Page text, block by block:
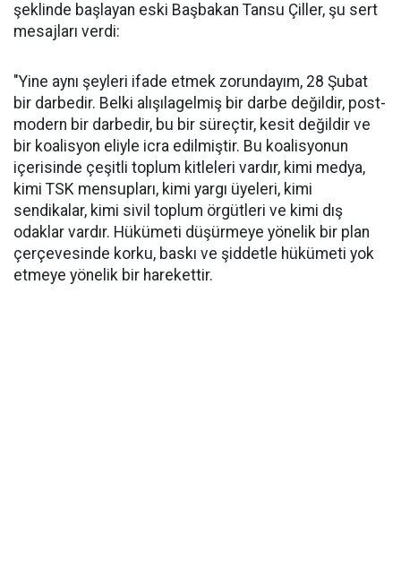
şeklinde başlayan eski Başbakan Tansu Çiller, şu sert
mesajları verdi:
"Yine aynı şeyleri ifade etmek zorundayım, 28 Şubat
bir darbedir. Belki alışılagelmiş bir darbe değildir, post-
modern bir darbedir, bu bir süreçtir, kesit değildir ve
bir koalisyon eliyle icra edilmiştir. Bu koalisyonun
içerisinde çeşitli toplum kitleleri vardır, kimi medya,
kimi TSK mensupları, kimi yargı üyeleri, kimi
sendikalar, kimi sivil toplum örgütleri ve kimi dış
odaklar vardır. Hükümeti düşürmeye yönelik bir plan
çerçevesinde korku, baskı ve şiddetle hükümeti yok
etmeye yönelik bir harekettir.